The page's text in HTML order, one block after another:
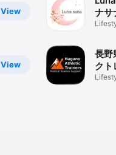
View
View
ナ
プリ
長野
クト
会